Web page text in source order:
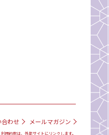
合わせ メールマガジン
用約款は、外部サイトにリンクします。